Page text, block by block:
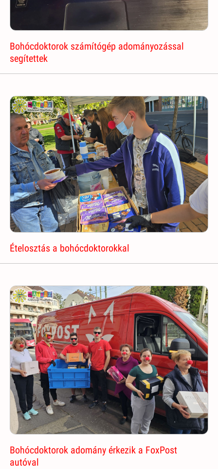
Bohócdoktorok számítógép adományozással
segítettek
Ételosztás a bohócdoktorokkal
Bohócdoktorok adomány érkezik a FoxPost
autóval